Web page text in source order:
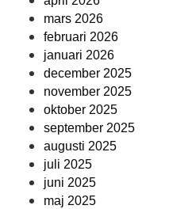
mars 2026
februari 2026
januari 2026
december 2025
november 2025
oktober 2025
september 2025
augusti 2025
juli 2025
juni 2025
maj 2025